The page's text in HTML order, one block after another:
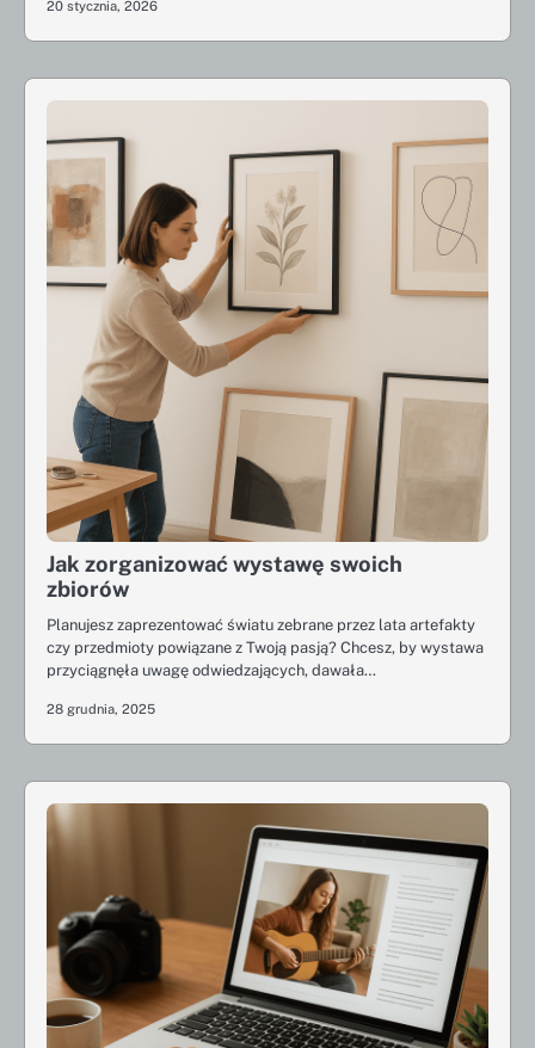
20 stycznia, 2026
Jak zorganizować wystawę swoich
zbiorów
Planujesz zaprezentować światu zebrane przez lata artefakty
czy przedmioty powiązane z Twoją pasją? Chcesz, by wystawa
przyciągnęła uwagę odwiedzających, dawała…
28 grudnia, 2025